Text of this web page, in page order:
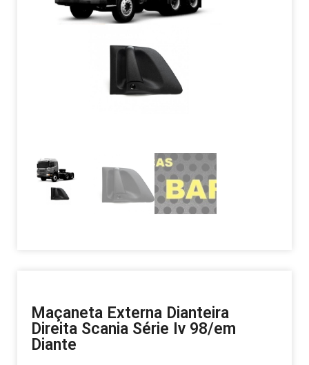
Maçaneta Externa Dianteira
Direita Scania Série Iv 98/em
Diante